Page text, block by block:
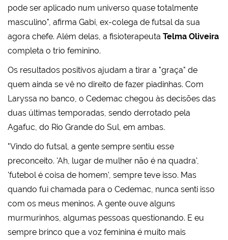
pode ser aplicado num universo quase totalmente
masculino", afirma Gabi, ex-colega de futsal da sua
agora chefe. Além delas, a fisioterapeuta Telma Oliveira
completa o trio feminino.
Os resultados positivos ajudam a tirar a "graça" de
quem ainda se vê no direito de fazer piadinhas. Com
Laryssa no banco, o Cedemac chegou às decisões das
duas últimas temporadas, sendo derrotado pela
Agafuc, do Rio Grande do Sul, em ambas.
"Vindo do futsal, a gente sempre sentiu esse
preconceito. 'Ah, lugar de mulher não é na quadra',
'futebol é coisa de homem', sempre teve isso. Mas
quando fui chamada para o Cedemac, nunca senti isso
com os meus meninos. A gente ouve alguns
murmurinhos, algumas pessoas questionando. E eu
sempre brinco que a voz feminina é muito mais